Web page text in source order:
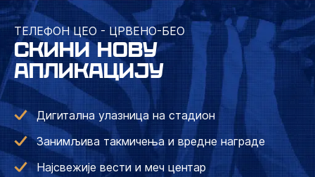
ТЕЛЕФОН ЦЕО - ЦРВЕНО-БЕО
СКИНИ НОВУ
АПЛИКАЦИЈУ
Дигитална улазница на стадион
Занимљива такмичења и вредне награде
Најсвежије вести и меч центар